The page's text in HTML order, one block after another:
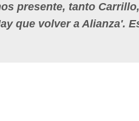
presente, tanto Carrillo,
que volver a Alianza'.